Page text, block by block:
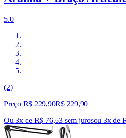
5.0
(2)
Preço R$ 229,90R$ 229,90
Ou 3x de R$ 76,63 sem jurosou 3x de